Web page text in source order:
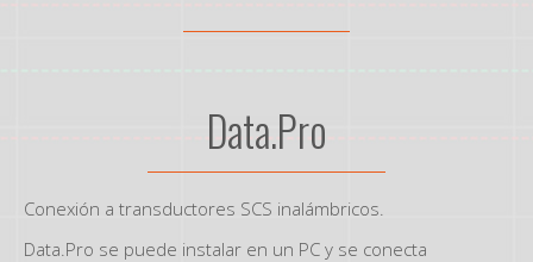
Data.Pro
Conexión a transductores SCS inalámbricos.
Data.Pro se puede instalar en un PC y se conecta